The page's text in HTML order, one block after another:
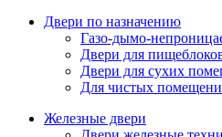
Двери по назначению
Газо-дымо-
Двери для
Двери для сухих
Для чистых
Железные двери